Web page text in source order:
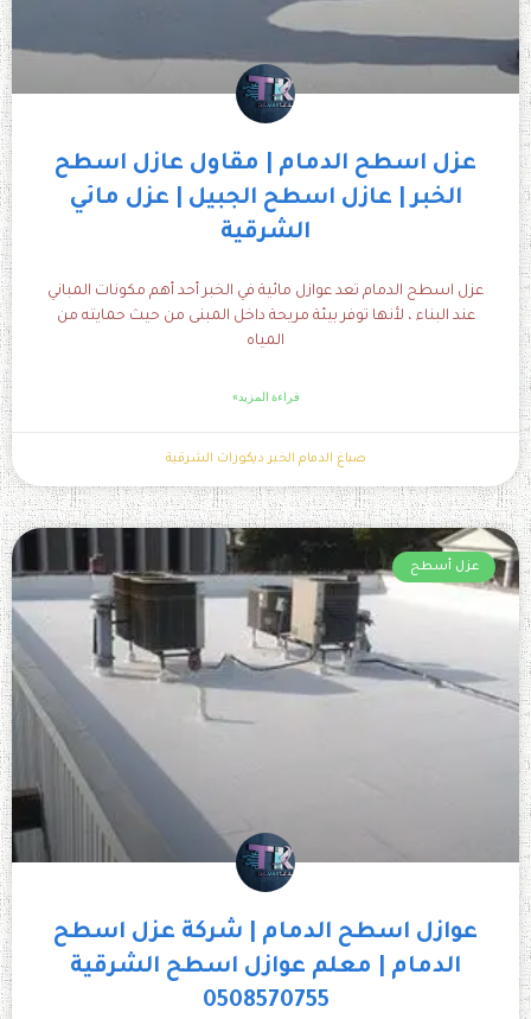
عزل اسطح الدمام | مقاول عازل اسطح
الخبر | عازل اسطح الجبيل | عزل مائي
الشرقية
عزل اسطح الدمام تعد عوازل مائية في الخبر أحد أهم مكونات المباني
عند البناء ، لأنها توفر بيئة مريحة داخل المبنى من حيث حمايته من
المياه
قراءة المزيد»
صباغ الدمام الخبر ديكورات الشرقية
عزل أسطح
عوازل اسطح الدمام | شركة عزل اسطح
الدمام | معلم عوازل اسطح الشرقية
0508570755